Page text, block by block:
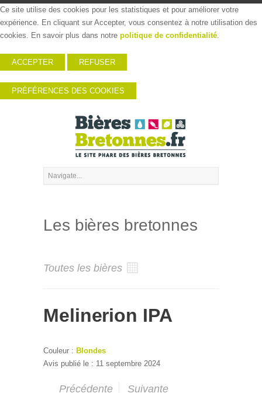
Ce site utilise des cookies pour les statistiques et pour améliorer votre
expérience. En cliquant sur Accepter, vous consentez à notre utilisation des
cookies. En savoir plus dans notre politique de confidentialité.
ACCEPTER REFUSER
PRÉFÉRENCES DES COOKIES
Les bières bretonnes
Toutes les bières
Melinerion IPA
Couleur : Blondes
Avis publié le : 11 septembre 2024
Précédente Suivante